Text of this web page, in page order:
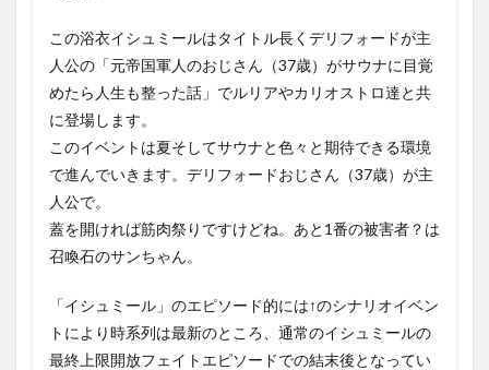
この浴衣イシュミールはタイトル長くデリフォードが主
人公の「元帝国軍人のおじさん（37歳）がサウナに目覚
めたら人生も整った話」でルリアやカリオストロ達と共
に登場します。
このイベントは夏そしてサウナと色々と期待できる環境
で進んでいきます。デリフォードおじさん（37歳）が主
人公で。
蓋を開ければ筋肉祭りですけどね。あと1番の被害者？は
召喚石のサンちゃん。
「イシュミール」のエピソード的には↑のシナリオイベン
トにより時系列は最新のところ、通常のイシュミールの
最終上限開放フェイトエピソードでの結末後となってい